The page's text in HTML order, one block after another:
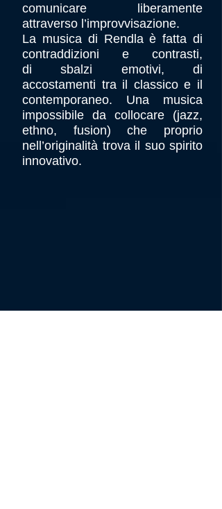
comunicare liberamente
attraverso l’improvvisazione.
La musica di Rendla è fatta di
contraddizioni e contrasti,
di sbalzi emotivi, di
accostamenti tra il classico e il
contemporaneo. Una musica
impossibile da collocare (jazz,
ethno, fusion) che proprio
nell’originalità trova il suo spirito
innovativo.